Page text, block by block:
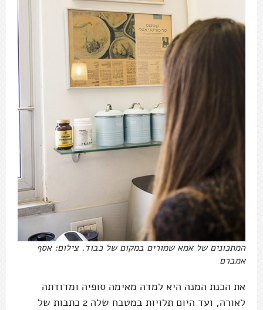
המתכונים של אמא שמורים במקום של כבוד. צילום: אסף
אמברם
את הכנת המנה היא למדה מאימה סופיה ומדודתה
לאורה, ועד היום תלויות במטבח שלה 2 כתבות של